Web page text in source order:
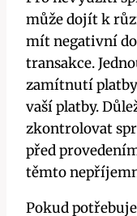
může dojít k
mít negativní
transakce.
zamítnutí
vaší platby.
zkontrolovat
před
těmto
Pokud